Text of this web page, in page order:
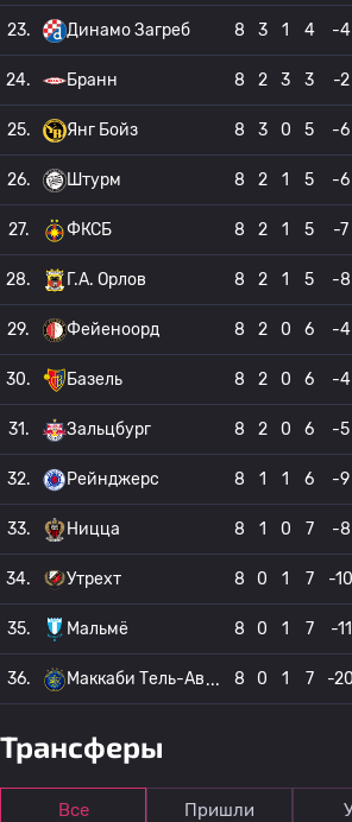
23. Динамо Загреб 8 3 1 4 -4
24. Бранн 8 2 3 3 -2
25. Янг Бойз 8 3 0 5 -6
26. Штурм 8 2 1 5 -6
27. ФКСБ 8 2 1 5 -7
28. Г.А. Орлов 8 2 1 5 -8
29. Фейеноорд 8 2 0 6 -4
30. Базель 8 2 0 6 -4
31. Зальцбург 8 2 0 6 -5
32. Рейнджерс 8 1 1 6 -9
33. Ницца 8 1 0 7 -8
34. Утрехт 8 0 1 7 -10
35. Мальмё 8 0 1 7 -11
36. Маккаби Тель-Ав 8 0 1 7 -20
Трансферы
Все Пришли